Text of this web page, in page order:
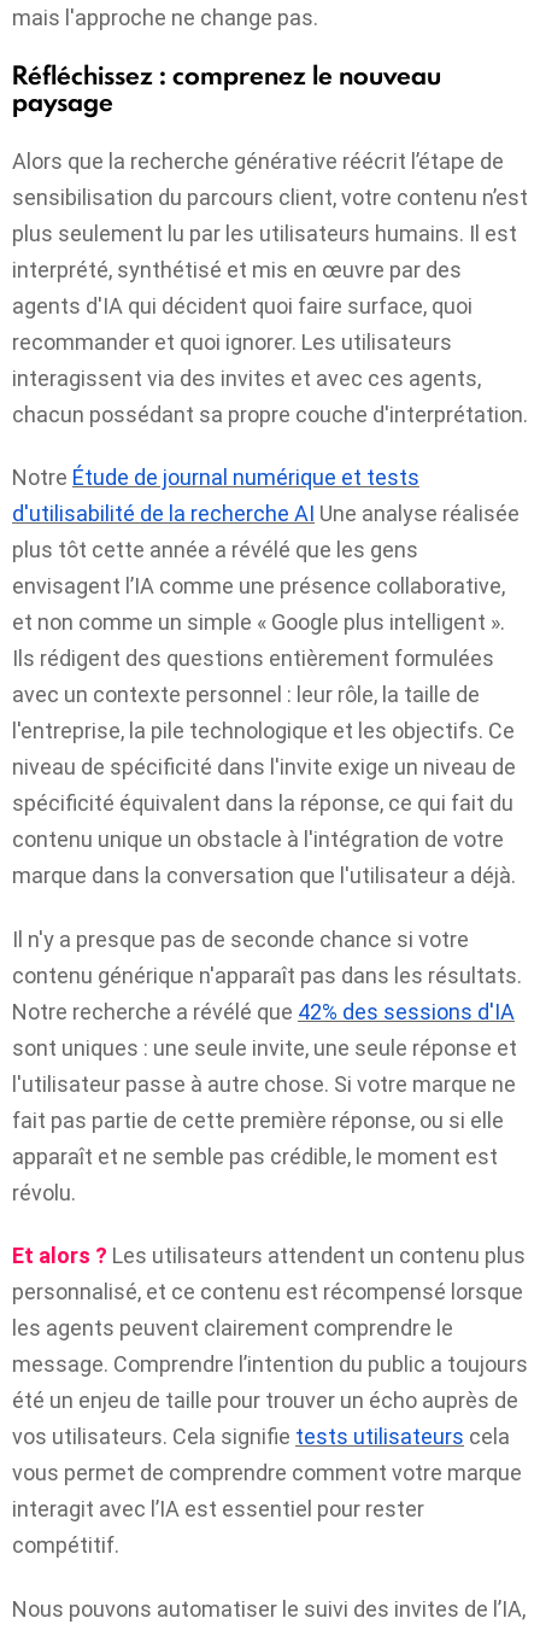
mais l'approche ne change pas.
Réfléchissez : comprenez le nouveau
paysage
Alors que la recherche générative réécrit l’étape de
sensibilisation du parcours client, votre contenu n’est
plus seulement lu par les utilisateurs humains. Il est
interprété, synthétisé et mis en œuvre par des
agents d'IA qui décident quoi faire surface, quoi
recommander et quoi ignorer. Les utilisateurs
interagissent via des invites et avec ces agents,
chacun possédant sa propre couche d'interprétation.
Notre Étude de journal numérique et tests
d'utilisabilité de la recherche AI Une analyse réalisée
plus tôt cette année a révélé que les gens
envisagent l’IA comme une présence collaborative,
et non comme un simple « Google plus intelligent ».
Ils rédigent des questions entièrement formulées
avec un contexte personnel : leur rôle, la taille de
l'entreprise, la pile technologique et les objectifs. Ce
niveau de spécificité dans l'invite exige un niveau de
spécificité équivalent dans la réponse, ce qui fait du
contenu unique un obstacle à l'intégration de votre
marque dans la conversation que l'utilisateur a déjà.
Il n'y a presque pas de seconde chance si votre
contenu générique n'apparaît pas dans les résultats.
Notre recherche a révélé que 42% des sessions d'IA
sont uniques : une seule invite, une seule réponse et
l'utilisateur passe à autre chose. Si votre marque ne
fait pas partie de cette première réponse, ou si elle
apparaît et ne semble pas crédible, le moment est
révolu.
Et alors ? Les utilisateurs attendent un contenu plus
personnalisé, et ce contenu est récompensé lorsque
les agents peuvent clairement comprendre le
message. Comprendre l’intention du public a toujours
été un enjeu de taille pour trouver un écho auprès de
vos utilisateurs. Cela signifie tests utilisateurs cela
vous permet de comprendre comment votre marque
interagit avec l’IA est essentiel pour rester
compétitif.
Nous pouvons automatiser le suivi des invites de l’IA,